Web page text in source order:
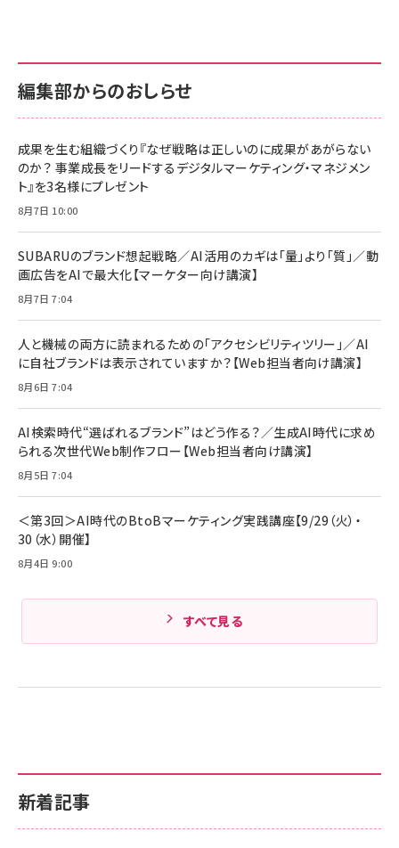
￥880
anan(アンアン)2026/06/24号 No.2500増刊
スペシャルエディション[王道エンタメの矜持／
￥1,100
anan(アンアン)2026/07/08号 No.2502[2026
￥880
ママ投資家が育休中に１億貯めた株式投資
組織の成果を最大化する ルールのデザイン
￥1,980
Amazonランキングをもっと見る
サポート正規品 メーカー保証5年 KLMEA128G
NIMASO ガラスフィルム iPhone 17 用 保護フィ
すい ガイド枠付き いPhone17 (6.3インチ) 対応
2枚セット DSP25F1698
￥1,599
￥6,980
全ワイヤレスイヤホン/アクティブノイズキャンセリ
技術基準適合】ブラック
￥5,990
ケーブル Anker絡まないケーブル 240W 結束バン
ド付き USB PD対応 シリコン素材採用 iPhone
17 / 16 / 15 / Galaxy iPad Pro MacBook
Pro/Air 各種対応 (1.8m ミッドナイトブラック)
￥1,890
サポート正規品 メーカー保証5年 KLMEA128G
Amazon eギフトカード - Amazonロゴ - クラ
￥5,000
Anker PowerLine III Flow USB-C & USB-C
Pro/Air 各種対応 (1.8m ミッドナイトブラック)
￥1,890
サッポロ 生ビール 黒ラベル 350ml 缶 24本 ビー
ル ケース買い【6/30応募〆切! 黒ラベルビヤセラー
￥4,857
新着記事
編集部からのおしらせ
成果を生む組織づくり『なぜ戦略は正しいのに成果があがらない
のか？ 事業成長をリードするデジタルマーケティング・マネジメン
ト』を3名様にプレゼント
8月7日 10:00
SUBARUのブランド想起戦略／AI活用のカギは「量」より「質」／動
画広告をAIで最大化【マーケター向け講演】
8月7日 7:04
人と機械の両方に読まれるための「アクセシビリティツリー」／AI
に自社ブランドは表示されていますか？【Web担当者向け講演】
8月6日 7:04
AI検索時代“選ばれるブランド”はどう作る？／生成AI時代に求め
られる次世代Web制作フロー【Web担当者向け講演】
8月5日 7:04
＜第3回＞AI時代のBtoBマーケティング実践講座【9/29（火）・
30（水）開催】
8月4日 9:00
すべて見る